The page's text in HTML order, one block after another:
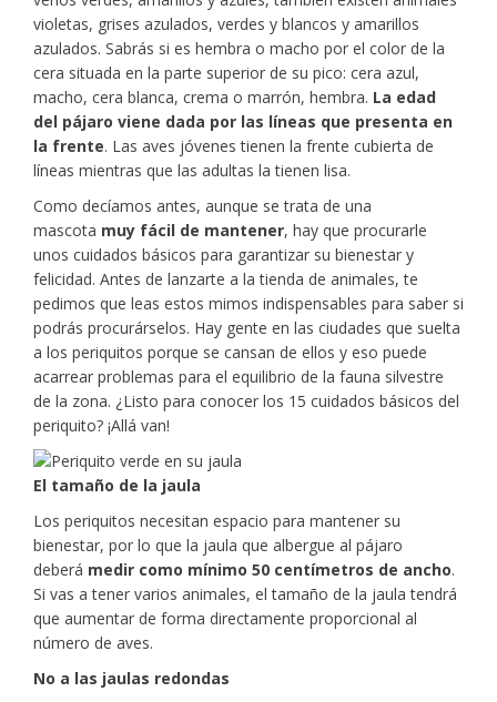
violetas, grises azulados, verdes y blancos y amarillos
azulados. Sabrás si es hembra o macho por el color de la
cera situada en la parte superior de su pico: cera azul,
macho, cera blanca, crema o marrón, hembra. La edad
del pájaro viene dada por las líneas que presenta en
la frente. Las aves jóvenes tienen la frente cubierta de
líneas mientras que las adultas la tienen lisa.
Como decíamos antes, aunque se trata de una
mascota muy fácil de mantener, hay que procurarle
unos cuidados básicos para garantizar su bienestar y
felicidad. Antes de lanzarte a la tienda de animales, te
pedimos que leas estos mimos indispensables para saber si
podrás procurárselos. Hay gente en las ciudades que suelta
a los periquitos porque se cansan de ellos y eso puede
acarrear problemas para el equilibrio de la fauna silvestre
de la zona. ¿Listo para conocer los 15 cuidados básicos del
periquito? ¡Allá van!
El tamaño de la jaula
Los periquitos necesitan espacio para mantener su
bienestar, por lo que la jaula que albergue al pájaro
deberá medir como mínimo 50 centímetros de ancho.
Si vas a tener varios animales, el tamaño de la jaula tendrá
que aumentar de forma directamente proporcional al
número de aves.
No a las jaulas redondas